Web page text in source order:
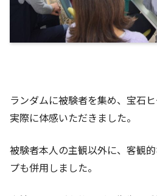
ランダムに被験者を集め、宝石
実際に体感いただきました。
被験者本人の主観以外に、客観
プも併用しました。